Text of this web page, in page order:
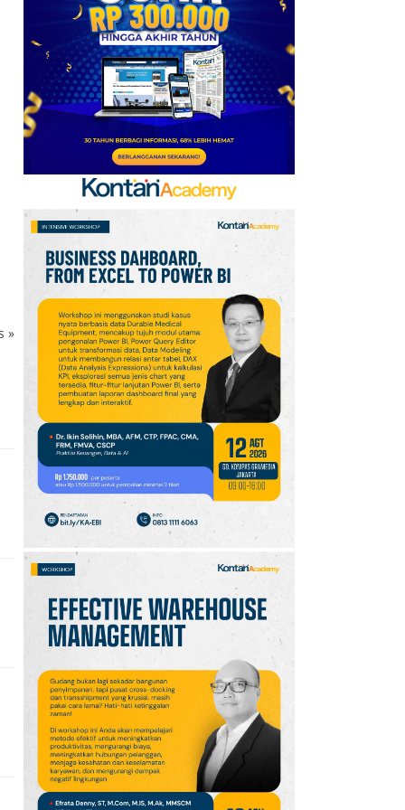
»
Kinerja Paruh I Turun
6
Promo Super Hemat
Indomaret 6–19 Agustus
2026, Diskon Kebutuhan
Rumah hingga 40%
Promo Superindo 6–12
Agustus 2026
Jabodetabek &
Palembang, Diskon
Melon Fujisawa 45%
8
Prediksi Persib vs
Persebaya di Final Piala
Presiden 2026: Susunan
Pemain & Skor
Jadwal Persija vs Arema
FC Perebutan Juara 3
Piala Presiden 2026,
Kick-off Sore Ini
10 Oppo A7 Pro Max Rilis
dengan Baterai 10.000
mAh, Terbesar
Sepanjang Sejarah Oppo